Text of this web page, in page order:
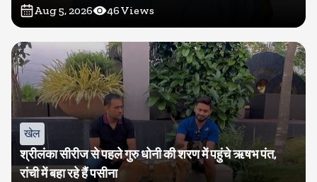
Aug 5, 2026 46Views
खेल
श्रीलंका सीरीज से पहले गुरु धोनी की शरण में पहुंचे ऋषभ पंत,
रांची में बहा रहे हैं पसीना